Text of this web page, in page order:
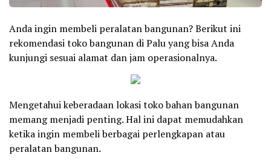
Anda ingin membeli peralatan bangunan? Berikut ini
rekomendasi toko bangunan di Palu yang bisa Anda
kunjungi sesuai alamat dan jam operasionalnya.
Mengetahui keberadaan lokasi toko bahan bangunan
memang menjadi penting. Hal ini dapat memudahkan
ketika ingin membeli berbagai perlengkapan atau
peralatan bangunan.